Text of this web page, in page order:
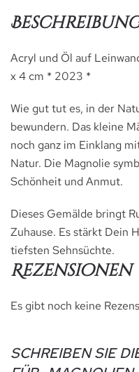
Acryl und Öl auf
x 4 cm * 2023 *
Wie gut tut es, in der
bewundern. Das kleine
noch ganz im Einklang
Natur. Die Magnolie
Schönheit und Anmut.
Dieses Gemälde bringt
Zuhause. Es stärkt Dein
tiefsten Sehnsüchte.
Rezensionen
Es gibt noch keine
SCHREIBEN SIE